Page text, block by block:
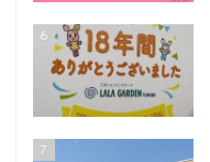
6
7